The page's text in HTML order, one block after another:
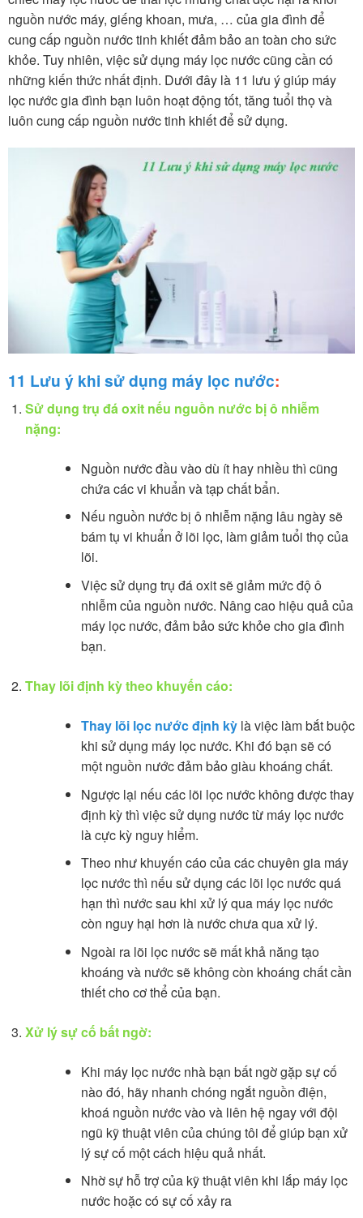
nguồn nước máy, giếng khoan, mưa, … của gia đình để
cung cấp nguồn nước tinh khiết đảm bảo an toàn cho sức
khỏe. Tuy nhiên, việc sử dụng máy lọc nước cũng cần có
những kiến thức nhất định. Dưới đây là 11 lưu ý giúp máy
lọc nước gia đình bạn luôn hoạt động tốt, tăng tuổi thọ và
luôn cung cấp nguồn nước tinh khiết để sử dụng.
11 Lưu ý khi sử dụng máy lọc nước:
Sử dụng trụ đá oxit nếu nguồn nước bị ô nhiễm
nặng:
Nguồn nước đầu vào dù ít hay nhiều thì cũng
chứa các vi khuẩn và tạp chất bẩn.
Nếu nguồn nước bị ô nhiễm nặng lâu ngày sẽ
bám tụ vi khuẩn ở lõi lọc, làm giảm tuổi thọ của
lõi.
Việc sử dụng trụ đá oxit sẽ giảm mức độ ô
nhiễm của nguồn nước. Nâng cao hiệu quả của
máy lọc nước, đảm bảo sức khỏe cho gia đình
bạn.
Thay lõi định kỳ theo khuyến cáo:
Thay lõi lọc nước định kỳlà việc làm bắt buộc
khi sử dụng máy lọc nước. Khi đó bạn sẽ có
một nguồn nước đảm bảo giàu khoáng chất.
Ngược lại nếu các lõi lọc nước không được thay
định kỳ thì việc sử dụng nước từ máy lọc nước
là cực kỳ nguy hiểm.
Theo như khuyến cáo của các chuyên gia máy
lọc nước thì nếu sử dụng các lõi lọc nước quá
hạn thì nước sau khi xử lý qua máy lọc nước
còn nguy hại hơn là nước chưa qua xử lý.
Ngoài ra lõi lọc nước sẽ mất khả năng tạo
khoáng và nước sẽ không còn khoáng chất cần
thiết cho cơ thể của bạn.
Xử lý sự cố bất ngờ:
Khi máy lọc nước nhà bạn bất ngờ gặp sự cố
nào đó, hãy nhanh chóng ngắt nguồn điện,
khoá nguồn nước vào và liên hệ ngay với đội
ngũ kỹ thuật viên của chúng tôi để giúp bạn xử
lý sự cố một cách hiệu quả nhất.
Nhờ sự hỗ trợ của kỹ thuật viên khi lắp máy lọc
nước hoặc có sự cố xảy ra